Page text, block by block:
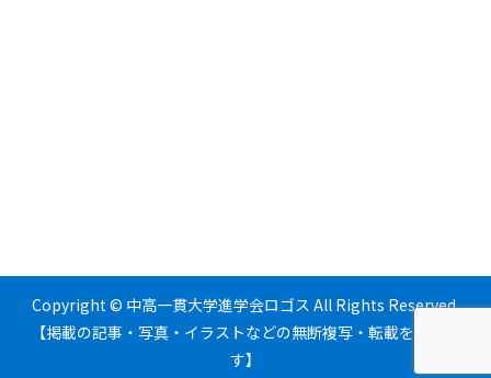
Copyright © 中高一貫大学進学会ロゴス All Rights Reserved.
【掲載の記事・写真・イラストなどの無断複写・転載を禁じま
す】